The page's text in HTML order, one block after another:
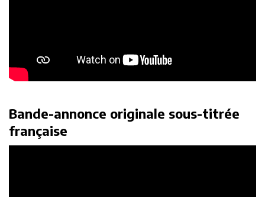
Bande-annonce originale sous-titrée
française